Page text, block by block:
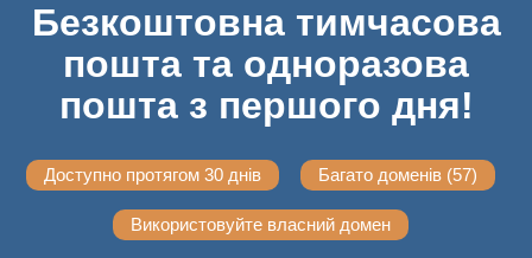
Безкоштовна тимчасова
пошта та одноразова
пошта з першого дня!
Доступно протягом 30 днів Багато доменів (57)
Використовуйте власний домен